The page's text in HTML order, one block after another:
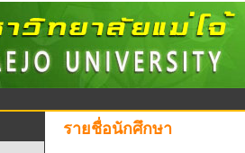
รายชื่อนักศึกษา